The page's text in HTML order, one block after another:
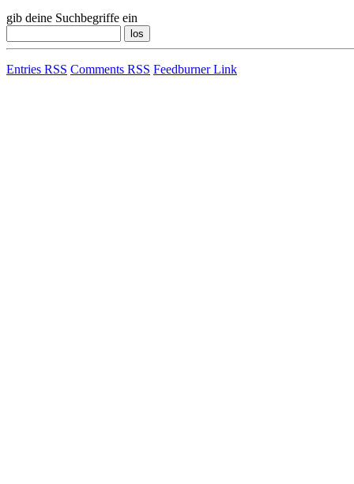
gib deine Suchbegriffe ein
Entries RSS Comments RSS Feedburner Link